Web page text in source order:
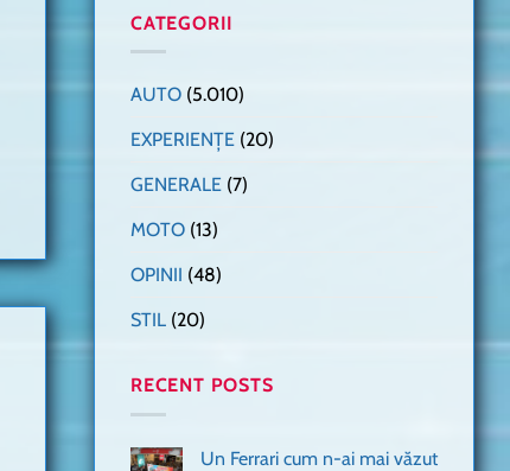
CATEGORII
AUTO (5.010)
EXPERIENȚE (20)
GENERALE (7)
MOTO (13)
OPINII (48)
STIL (20)
RECENT POSTS
Un Ferrari cum n-ai mai văzut